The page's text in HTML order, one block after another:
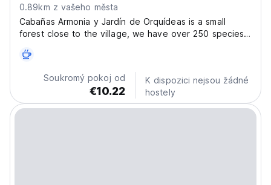
0.89km z vašeho města
Cabañas Armonia y Jardín de Orquídeas is a small
forest close to the village, we have over 250 species
other species. We have laundry and barbecue area.
The family-run Cabañas Armonía y Jardín de
Orquídeas...
Soukromý pokoj od
€10.22
K dispozici nejsou žádné
hostely